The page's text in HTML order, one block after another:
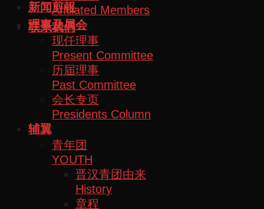
新闻剪報
联系我们
Affiliated Members
理事及属会
现任理事
Present Committee
历届理事
Past Committee
会长专页
Presidents Column
辅翼
青年团
YOUTH
晋汉青团由来
History
章程